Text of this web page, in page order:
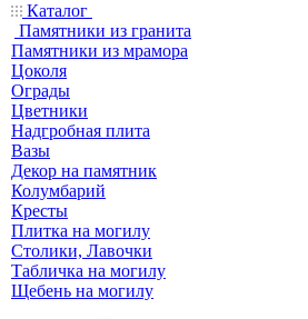
Каталог
Памятники из гранита
Памятники из мрамора
Цоколя
Ограды
Цветники
Надгробная плита
Вазы
Декор на памятник
Колумбарий
Кресты
Плитка на могилу
Столики, Лавочки
Табличка на могилу
Щебень на могилу